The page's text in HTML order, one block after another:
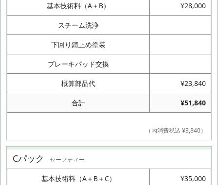
基本技術料（A＋B） ¥28,000
スチーム洗浄
下回り錆止め塗装
ブレーキパッド交換
概算部品代 ¥23,840
合計 ¥51,840
（内消費税込 ¥3,840）
Cパック セーフティー
基本技術料（A＋B＋C） ¥35,000